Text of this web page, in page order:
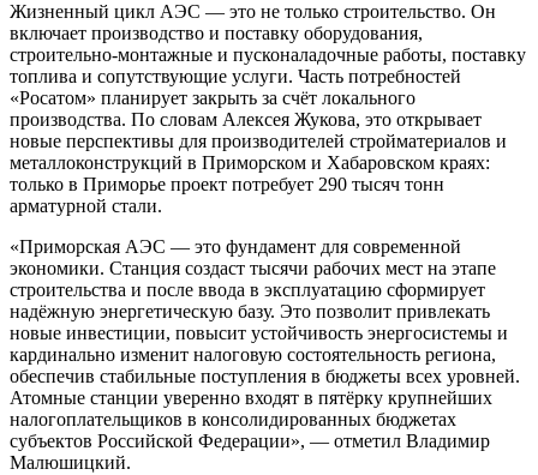
Жизненный цикл АЭС — это не только строительство. Он
включает производство и поставку оборудования,
строительно-монтажные и пусконаладочные работы, поставку
топлива и сопутствующие услуги. Часть потребностей
«Росатом» планирует закрыть за счёт локального
производства. По словам Алексея Жукова, это открывает
новые перспективы для производителей стройматериалов и
металлоконструкций в Приморском и Хабаровском краях:
только в Приморье проект потребует 290 тысяч тонн
арматурной стали.
«Приморская АЭС — это фундамент для современной
экономики. Станция создаст тысячи рабочих мест на этапе
строительства и после ввода в эксплуатацию сформирует
надёжную энергетическую базу. Это позволит привлекать
новые инвестиции, повысит устойчивость энергосистемы и
кардинально изменит налоговую состоятельность региона,
обеспечив стабильные поступления в бюджеты всех уровней.
Атомные станции уверенно входят в пятёрку крупнейших
налогоплательщиков в консолидированных бюджетах
субъектов Российской Федерации», — отметил Владимир
Малюшицкий.